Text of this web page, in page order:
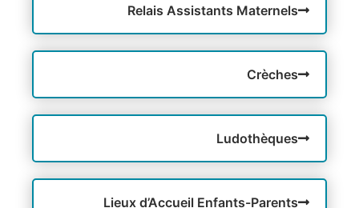
Relais Assistants Maternels
Crèches
Ludothèques
Lieux d’Accueil Enfants-Parents